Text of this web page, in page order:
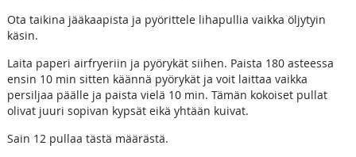
Ota taikina jääkaapista ja pyörittele lihapullia vaikka öljytyin
käsin.
Laita paperi airfryeriin ja pyörykät siihen. Paista 180 asteessa
ensin 10 min sitten käännä pyörykät ja voit laittaa vaikka
persiljaa päälle ja paista vielä 10 min. Tämän kokoiset pullat
olivat juuri sopivan kypsät eikä yhtään kuivat.
Sain 12 pullaa tästä määrästä.